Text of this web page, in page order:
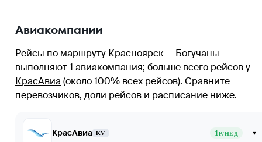
Авиакомпании
Рейсы по маршруту Красноярск — Богучаны
выполняют 1 авиакомпания; больше всего рейсов у
КрасАвиа (около 100% всех рейсов). Сравните
перевозчиков, доли рейсов и расписание ниже.
КрасАвиа KV 1Р/НЕД ▾